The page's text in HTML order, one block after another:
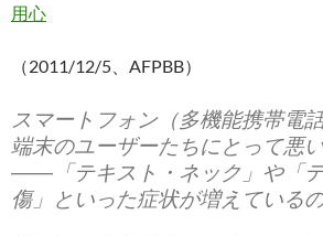
用心
（2011/12/5、AFPBB）
スマートフォン（多機能携帯電
端末のユーザーたちにとって悪
――「テキスト・ネック」や「
傷」といった症状が増えているの